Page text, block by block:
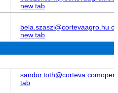
new tab
bela.szaszi@cortevaagro.hu
new tab
sandor.toth@corteva.com
tab